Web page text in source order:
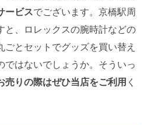
ービスでございます。京橋駅周
と、ロレックスの腕時計などの
ごとセットでグッズを買い替え
ではないでしょうか。そういっ
売りの際はぜひ当店をご利用 く